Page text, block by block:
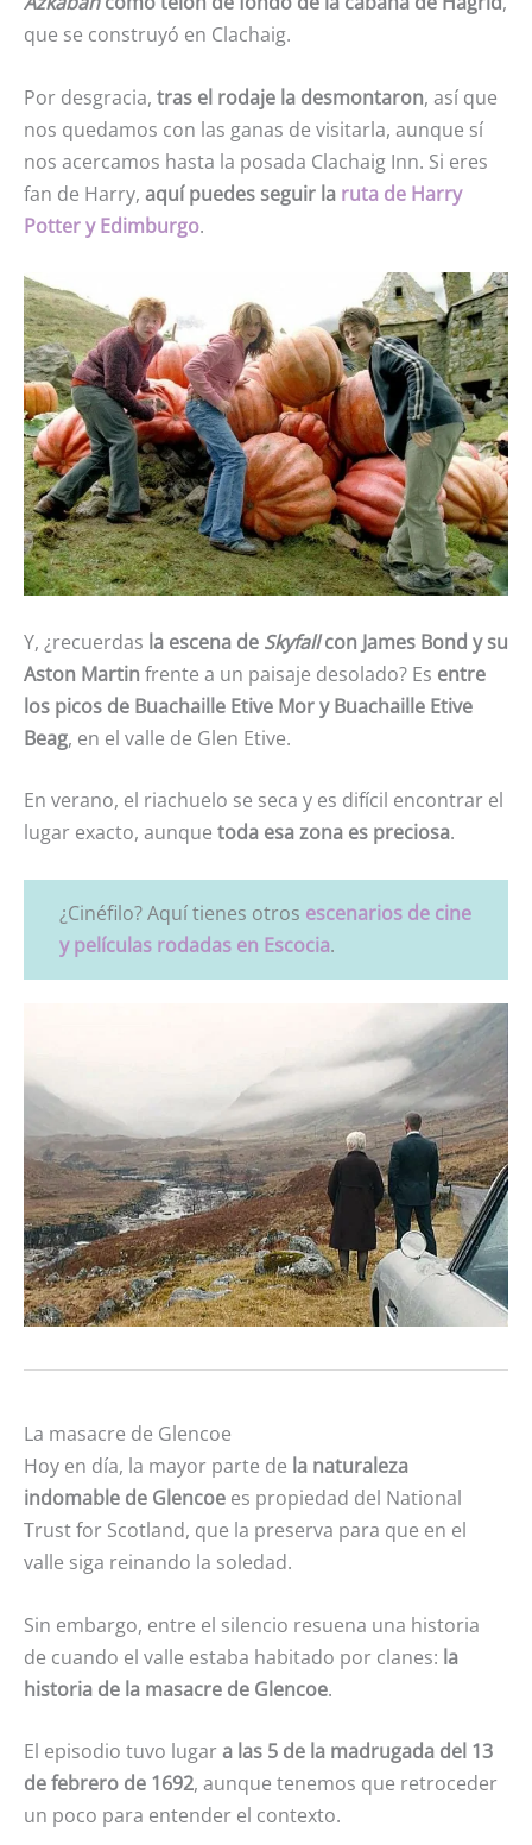
que se construyó en Clachaig.
Por desgracia, tras el rodaje la desmontaron, así que
nos quedamos con las ganas de visitarla, aunque sí
nos acercamos hasta la posada Clachaig Inn. Si eres
fan de Harry, aquí puedes seguir la ruta de Harry
Potter y Edimburgo.
Y, ¿recuerdas la escena de Skyfallcon James Bond y su
Aston Martin frente a un paisaje desolado? Es entre
los picos de Buachaille Etive Mor y Buachaille Etive
Beag, en el valle de Glen Etive.
En verano, el riachuelo se seca y es difícil encontrar el
lugar exacto, aunque toda esa zona es preciosa.
¿Cinéfilo? Aquí tienes otros escenarios de cine
y películas rodadas en Escocia.
La masacre de Glencoe
Hoy en día, la mayor parte de la naturaleza
indomable de Glencoe es propiedad del National
Trust for Scotland, que la preserva para que en el
valle siga reinando la soledad.
Sin embargo, entre el silencio resuena una historia
de cuando el valle estaba habitado por clanes: la
historia de la masacre de Glencoe.
El episodio tuvo lugara las 5 de la madrugada del 13
de febrero de 1692, aunque tenemos que retroceder
un poco para entender el contexto.